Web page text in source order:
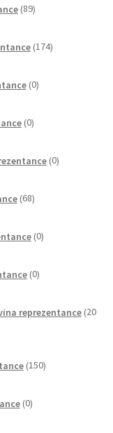
89izdelkov
174izdelkov
0izdelkov
0izdelkov
0izdelkov
68izdelkov
0izdelkov
0izdelkov
reprezentance 20
150izdelkov
0izdelkov